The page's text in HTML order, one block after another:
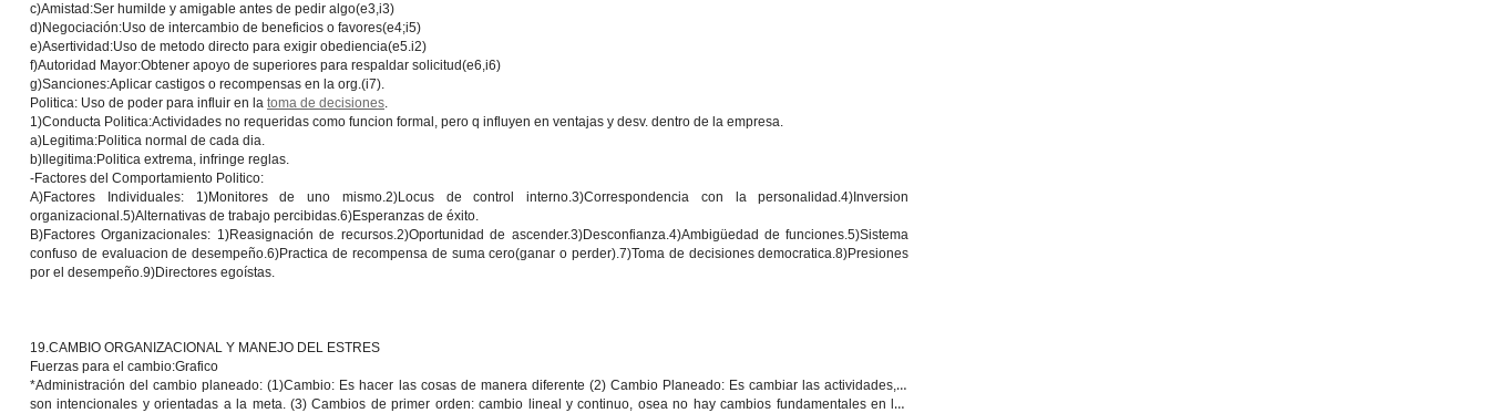
c)Amistad:Ser humilde y amigable antes de pedir algo(e3,i3)
d)Negociación:Uso de intercambio de beneficios o favores(e4;i5)
e)Asertividad:Uso de metodo directo para exigir obediencia(e5.i2)
f)Autoridad Mayor:Obtener apoyo de superiores para respaldar solicitud(e6,i6)
g)Sanciones:Aplicar castigos o recompensas en la org.(i7).
Politica: Uso de poder para influir en la toma de decisiones.
1)Conducta Politica:Actividades no requeridas como funcion formal, pero q influyen en ventajas y desv. dentro de la empresa.
a)Legitima:Politica normal de cada dia.
b)Ilegitima:Politica extrema, infringe reglas.
-Factores del Comportamiento Politico:
A)Factores Individuales: 1)Monitores de uno mismo.2)Locus de control interno.3)Correspondencia con la personalidad.4)Inversion
organizacional.5)Alternativas de trabajo percibidas.6)Esperanzas de éxito.
B)Factores Organizacionales: 1)Reasignación de recursos.2)Oportunidad de ascender.3)Desconfianza.4)Ambigüedad de funciones.5)Sistema
confuso de evaluacion de desempeño.6)Practica de recompensa de suma cero(ganar o perder).7)Toma de decisiones democratica.8)Presiones
por el desempeño.9)Directores egoístas.
19.CAMBIO ORGANIZACIONAL Y MANEJO DEL ESTRES
Fuerzas para el cambio:Grafico
*Administración del cambio planeado: (1)Cambio: Es hacer las cosas de manera diferente (2) Cambio Planeado: Es cambiar las actividades, q
son intencionales y orientadas a la meta. (3)Cambios de primer orden: cambio lineal y continuo, osea no hay cambios fundamentales en las